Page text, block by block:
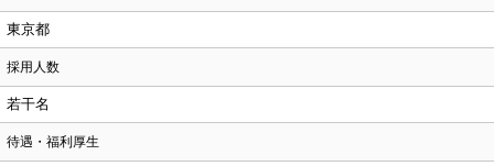
東京都
採用人数
若干名
待遇・福利厚生